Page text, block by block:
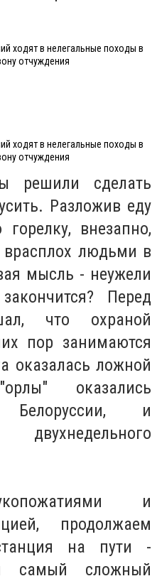
ходят в нелегальные походы в
отчуждения
ходят в нелегальные походы в
отчуждения
решили сделать
Разложив еду
внезапно,
людьми в
мысль - неужели
Перед
что охраной
пор занимаются
оказалась ложной
оказались
и
и
продолжаем
на пути -
самый сложный